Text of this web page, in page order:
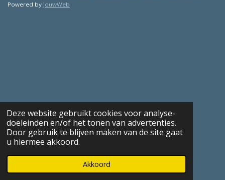
Deze website gebruikt cookies voor analyse-
doeleinden en/of het tonen van advertenties.
Door gebruik te blijven maken van de site gaat
u hiermee akkoord.
Akkoord
Powered by JouwWeb